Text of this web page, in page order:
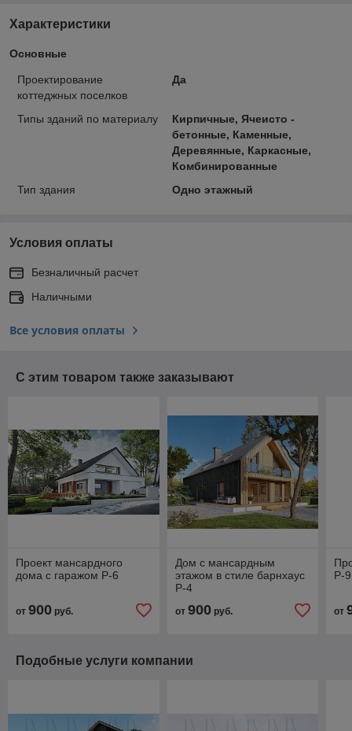
Характеристики
Основные
Проектирование
коттеджных поселков
Да
Типы зданий по материалу
Кирпичные, Ячеисто -
бетонные, Каменные,
Деревянные, Каркасные,
Комбинированные
Тип здания
Одно этажный
Условия оплаты
Безналичный расчет
Наличными
Все условия оплаты
С этим товаром также заказывают
Проект мансардного
дома с гаражом Р-6
от 900 руб.
Дом с мансардным
этажом в стиле барнхаус
Р-4
от 900руб.
Р-9
от
Подобные услуги компании